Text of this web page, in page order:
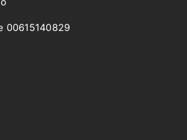
00615140829